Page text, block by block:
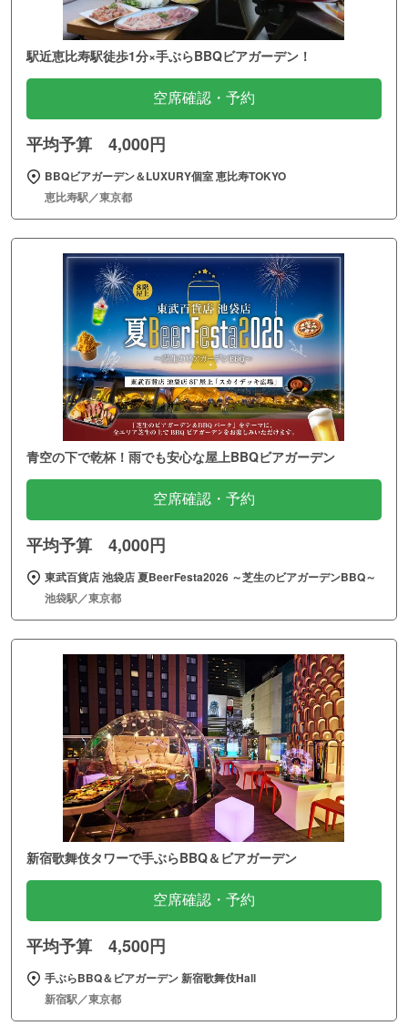
駅近恵比寿駅徒歩1分×手ぶらBBQビアガーデン！
空席確認・予約
平均予算 4,000円
BBQビアガーデン＆LUXURY個室 恵比寿TOKYO
恵比寿駅／東京都
青空の下で乾杯！雨でも安心な屋上BBQビアガーデン
空席確認・予約
平均予算 4,000円
東武百貨店 池袋店 夏BeerFesta2026 ～芝生のビアガーデンBBQ～
池袋駅／東京都
新宿歌舞伎タワーで手ぶらBBQ＆ビアガーデン
空席確認・予約
平均予算 4,500円
手ぶらBBQ＆ビアガーデン 新宿歌舞伎Hall
新宿駅／東京都